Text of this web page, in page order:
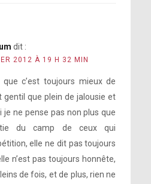
dit :
2012 À 19 H 32 MIN
que c’est toujours mieux de
gentil que plein de jalousie et
ne pense pas non plus que
du camp de ceux qui
elle ne dit pas toujours
n’est pas toujours honnête,
de fois, et de plus, rien ne